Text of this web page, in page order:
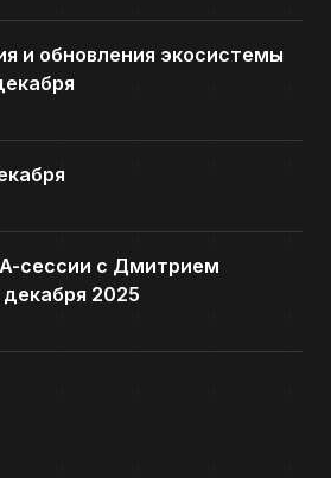
и обновления экосистемы
сессии с Дмитрием
2025